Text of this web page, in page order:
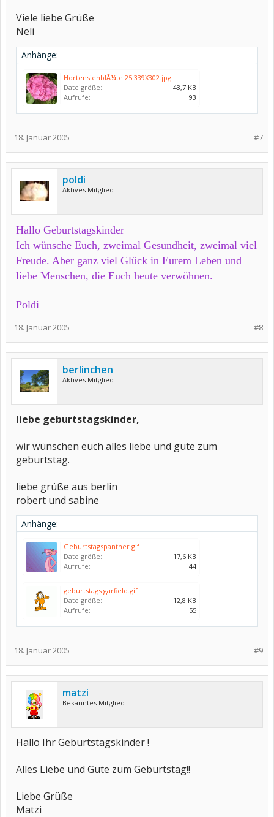
Viele liebe Grüße
Neli
Anhänge:
HortensienblÃ¼te 25 339X302.jpg
Dateigröße:
43,7 KB
Aufrufe:
93
#7
18. Januar 2005
poldi
Aktives Mitglied
Hallo Geburtstagskinder
Ich wünsche Euch, zweimal Gesundheit, zweimal viel
Freude. Aber ganz viel Glück in Eurem Leben und
liebe Menschen, die Euch heute verwöhnen.
Poldi
#8
18. Januar 2005
berlinchen
Aktives Mitglied
liebe geburtstagskinder,
wir wünschen euch alles liebe und gute zum
geburtstag.
liebe grüße aus berlin
robert und sabine
Anhänge:
Geburtstagspanther.gif
Dateigröße:
17,6 KB
Aufrufe:
44
geburtstags garfield.gif
Dateigröße:
12,8 KB
Aufrufe:
55
#9
18. Januar 2005
matzi
Bekanntes Mitglied
Hallo Ihr Geburtstagskinder !
Alles Liebe und Gute zum Geburtstag!!
Liebe Grüße
Matzi